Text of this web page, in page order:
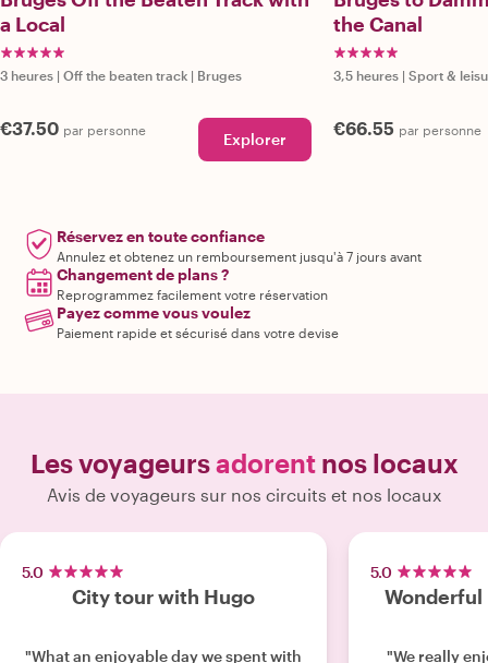
a Local
3 heures | Off the beaten track | Bruges
€37.50 par personne Explorer
the Canal
3,5 heures | Sport &
€66.55 par personne
Réservez en toute confiance
Annulez et obtenez un remboursement jusqu'à 7 jours avant
Changement de plans ?
Reprogrammez facilement votre réservation
Payez comme vous voulez
Paiement rapide et sécurisé dans votre devise
Les voyageursadorentnos locaux
Avis de voyageurs sur nos circuits et nos locaux
5.0
City tour with Hugo
"What an enjoyable day we spent with
5.0
"We really